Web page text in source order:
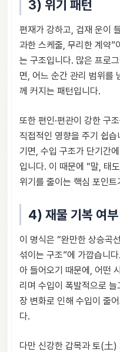
3) 위기 패턴
편재가 강하고, 겁재 운이
과한 스케줄, 무리한 계약”
는 구조입니다. 많은 프로
면, 어느 순간 관리 범위를
께 커지는 패턴입니다.
또한 편인·편관이 강한 구
직접적인 영향을 주기 쉽
기면, 수입 구조가 단기간
입니다. 이 때문에 “말, 태
위기를 줄이는 핵심 포인트
4) 재물 기복 여부
이 명식은 “완만한 상승곡
섞이는 구조”에 가깝습니
아 들어오기 때문에, 어떤
리며 수입이 폭발적으로 늘
장 변화로 인해 수입이 줄
다.
다만 신강한 갑목과 토(土)